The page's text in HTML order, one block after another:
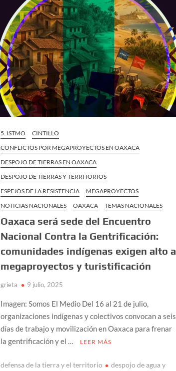
5. ISTMO
CINTILLO
CONFLICTOS POR MEGAPROYECTOS EN OAXACA
DESPOJO DE TIERRAS EN OAXACA
DESPOJO DE TIERRAS Y TERRITORIOS
ESPEJOS DE LA RESISTENCIA
MEGAPROYECTOS
NOTICIAS NACIONALES
OAXACA TEMAS NACIONALES
Oaxaca será sede del Encuentro
Nacional Contra la Gentrificación:
comunidades indígenas exigen alto a
megaproyectos y turistificación
grieta 9 julio, 2025
Imagen: Somos El Medio Del 16 al 21 de julio,
organizaciones indígenas y colectivos convocan a seis
días de trabajo y movilización en Oaxaca para frenar
la gentrificación y el …
LEER MÁS
defensa de la tierra y el territorio
despojo de agua y